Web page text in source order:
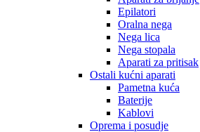
Epilatori
Oralna nega
Nega lica
Nega stopala
Aparati za pritisak
Ostali kućni aparati
Pametna kuća
Baterije
Kablovi
Oprema i posudje